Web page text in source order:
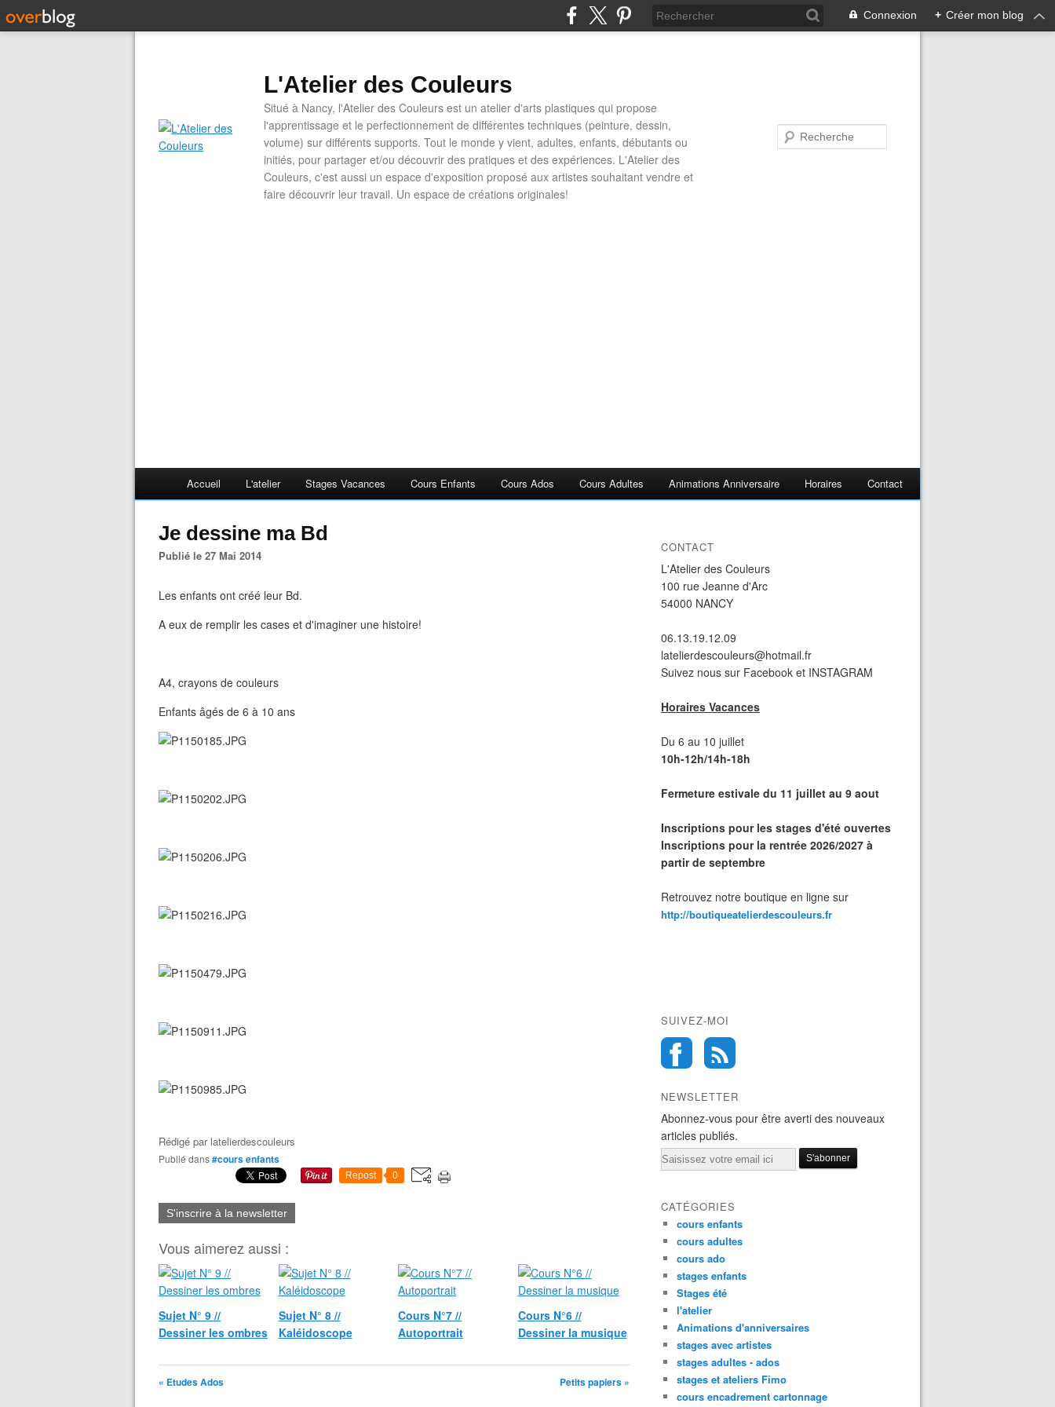
Connexion + Créer mon blog
L'Atelier des Couleurs
Situé à Nancy, l'Atelier des Couleurs est un atelier d'arts plastiques qui propose
l'apprentissage et le perfectionnement de différentes techniques (peinture, dessin,
volume) sur différents supports. Tout le monde y vient, adultes, enfants, débutants ou
initiés, pour partager et/ou découvrir des pratiques et des expériences. L'Atelier des
Couleurs, c'est aussi un espace d'exposition proposé aux artistes souhaitant vendre et
faire découvrir leur travail. Un espace de créations originales!
Accueil L'atelier Stages Vacances Cours Enfants Cours Ados Cours Adultes Animations Anniversaire Horaires Contact
Je dessine ma Bd
Publié le 27 Mai 2014
Les enfants ont créé leur Bd.
A eux de remplir les cases et d'imaginer une histoire!
A4, crayons de couleurs
Enfants âgés de 6 à 10 ans
Rédigé par latelierdescouleurs
Publié dans#cours enfants
Repost 0
S'inscrire à la newsletter
Vous aimerez aussi :
Sujet N° 9 //
Dessiner les ombres
Sujet N° 8 //
Kaléidoscope
Cours N°7 //
Autoportrait
Cours N°6 //
Dessiner la musique
« Etudes Ados Petits papiers »
CONTACT
L'Atelier des Couleurs
100 rue Jeanne d'Arc
54000 NANCY
06.13.19.12.09
latelierdescouleurs@hotmail.fr
Suivez nous sur Facebook et INSTAGRAM
Horaires Vacances
Du 6 au 10 juillet
10h-12h/14h-18h
Fermeture estivale du 11 juillet au 9 aout
Inscriptions pour les stages d'été ouvertes
Inscriptions pour la rentrée 2026/2027 à
partir de septembre
Retrouvez notre boutique en ligne sur
http://boutiqueatelierdescouleurs.fr
SUIVEZ-MOI
NEWSLETTER
Abonnez-vous pour être averti des nouveaux
articles publiés.
Email
CATÉGORIES
cours enfants
cours adultes
cours ado
stages enfants
Stages été
l'atelier
Animations d'anniversaires
stages avec artistes
stages adultes - ados
stages et ateliers Fimo
cours encadrement cartonnage